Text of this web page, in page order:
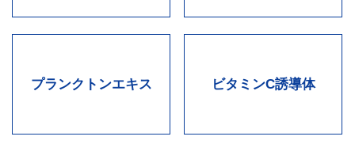
プランクトンエキス ビタミンC誘導体